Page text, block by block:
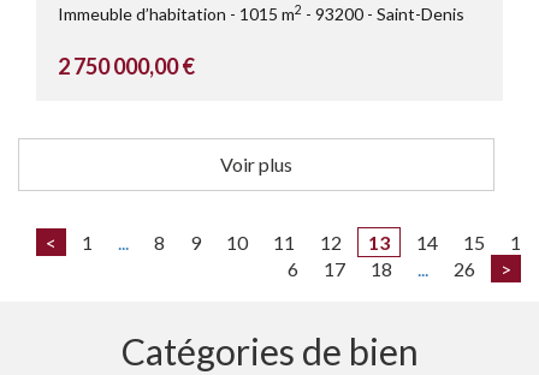
Immeuble d’habitation 1015 m2 93200 Saint-Denis
2 750 000,00 €
Voir plus
< 1 ... 8 9 10 11 12 13 14 15
1
6
17 18 ... 26 >
Catégories de bien